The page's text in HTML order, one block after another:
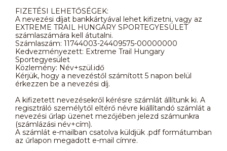
FIZETÉSI LEHETŐSÉGEK:
A nevezési díjat bankkártyával lehet kifizetni, vagy az
EXTREME TRAIL HUNGARY SPORTEGYESÜLET
számlaszámára kell átutalni.
Számlaszám: 11744003-24409575-00000000
Kedvezményezett: Extreme Trail Hungary
Sportegyesület
Közlemény: Név+szül.idő
Kérjük, hogy a nevezéstől számított 5 napon belül
érkezzen be a nevezési díj.
A kifizetett nevezésekről kérésre számlát állítunk ki. A
regisztráló személytől eltérő névre kiállítandó számlát a
nevezési űrlap üzenet mezőjében jelezd számunkra
(számlázási név+cím).
A számlát e-mailban csatolva küldjük .pdf formátumban
az űrlapon megadott e-mail címre.